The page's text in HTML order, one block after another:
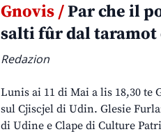
Gnovis /Par che il
salti fûr dal taramot
Redazion
Lunis ai 11 di Mai a lis 18,30 te
sul Cjiscjel di Udin. Glesie
di Udine e Clape di Culture